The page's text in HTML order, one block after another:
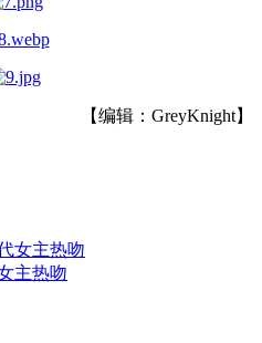
【编辑：GreyKnight】
主热吻